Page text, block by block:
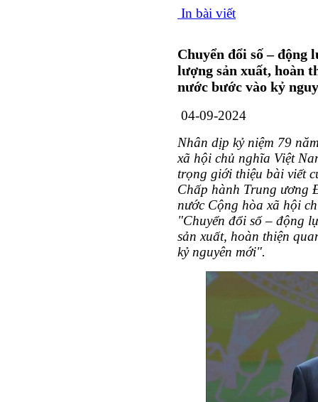
In bài viết
Chuyển đổi số –
lượng sản xuất, hoàn
nước bước vào kỷ
04-09-2024
Nhân dịp kỷ niệm 79
xã hội chủ nghĩa Việt
trọng giới thiệu bài viết
Chấp hành Trung ương
nước Cộng hòa xã hội
"Chuyển đổi số – động
sản xuất, hoàn thiện
kỷ nguyên mới".